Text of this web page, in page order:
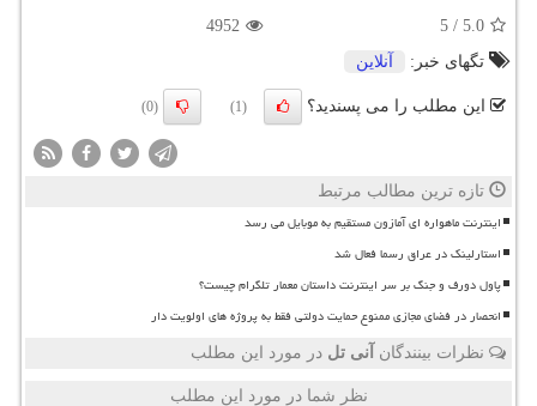
5.0
/
5
4952
تگهای خبر:
آنلاین
این مطلب را می پسندید؟ (1)
(0)
تازه ترین مطالب مرتبط
اینترنت ماهواره ای آمازون مستقیم به موبایل می رسد
استارلینک در عراق رسما فعال شد
پاول دورف و جنگ بر سر اینترنت داستان معمار تلگرام چیست؟
انحصار در فضای مجازی ممنوع حمایت دولتی فقط به پروژه های اولویت دار
نظرات بینندگان آنی تل در مورد این مطلب
نظر شما در مورد این مطلب